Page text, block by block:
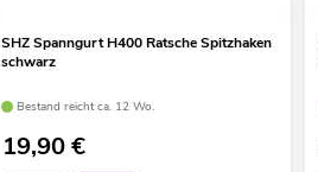
SHZ Spanngurt H400 Ratsche Spitzhaken
schwarz
Bestand reicht ca. 12 Wo.
19,90€